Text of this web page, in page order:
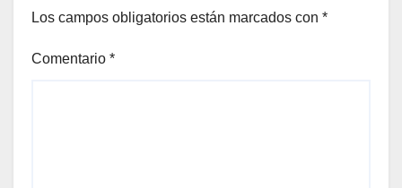
Los campos obligatorios están marcados con *
Comentario *